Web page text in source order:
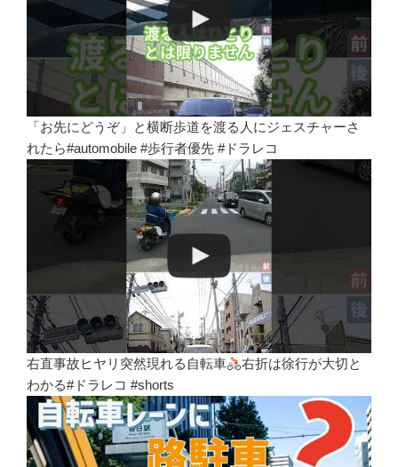
「お先にどうぞ」と横断歩道を渡る人にジェスチャーさ
れたら#automobile #歩行者優先 #ドラレコ
右直事故ヒヤリ突然現れる自転車
右折は徐行が大切と
わかる#ドラレコ #shorts